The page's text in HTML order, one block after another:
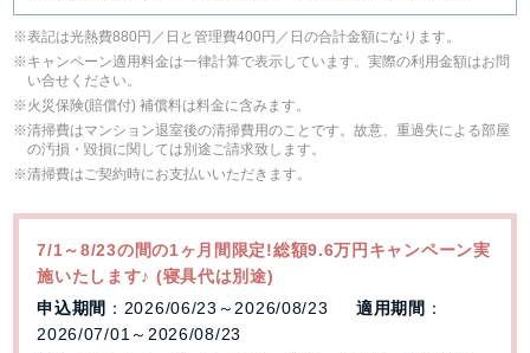
表記は光熱費880円／日と管理費400円／日の合計金額になります。
キャンペーン適用料金は一律計算で表示しています。実際の利用金額はお問
い合せください。
⽕災保険(賠償付) 補償料は料⾦に含みます。
清掃費はマンション退室後の清掃費用のことです。故意、重過失による部屋
の汚損・毀損に関しては別途ご請求致します。
清掃費はご契約時にお支払いいただきます。
7/1～8/23の間の1ヶ月間限定!総額9.6万円キャンペーン実
施いたします♪ (寝具代は別途)
申込期間 ：2026/06/23～2026/08/23 適用期間 ：
2026/07/01～2026/08/23